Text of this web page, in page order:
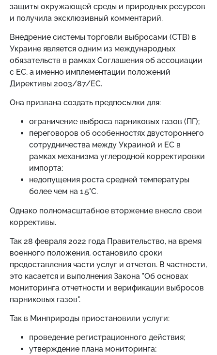
защиты окружающей среды и природных ресурсов
и получила эксклюзивный комментарий.
Внедрение системы торговли выбросами (СТВ) в
Украине является одним из международных
обязательств в рамках Соглашения об ассоциации
с ЕС, а именно имплементации положений
Директивы 2003/87/ЕС.
Она призвана создать предпосылки для:
ограничение выброса парниковых газов (ПГ);
переговоров об особенностях двустороннего
сотрудничества между Украиной и ЕС в
рамках механизма углеродной корректировки
импорта;
недопущения роста средней температуры
более чем на 1,5°С.
Однако полномасштабное вторжение внесло свои
коррективы.
Так 28 февраля 2022 года Правительство, на время
военного положения, остановило сроки
предоставления части услуг и отчетов. В частности,
это касается и выполнения Закона "Об основах
мониторинга отчетности и верификации выбросов
парниковых газов".
Так в Минприроды приостановили услуги:
проведение регистрационного действия;
утверждение плана мониторинга;